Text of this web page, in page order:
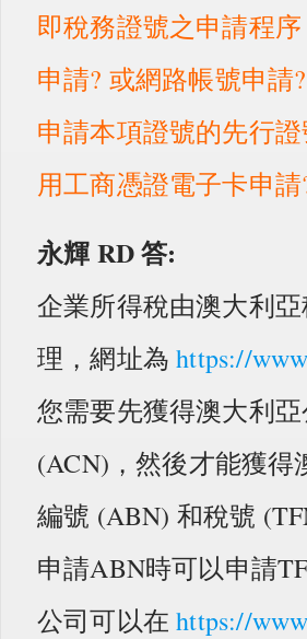
即稅務證號之申請程
申請? 或網路帳號申請
申請本項證號的先行
用工商憑證電子卡申請
永輝 RD答:
企業所得稅由澳大利
理，網址為https://
您需要先獲得澳大利
(ACN)，然後才能獲得
編號 (ABN) 和稅號
申請ABN時可以申請
公司可以在https://